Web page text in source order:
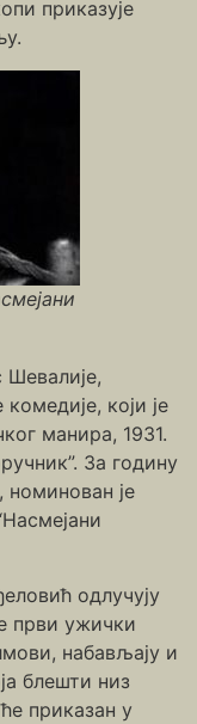
приказује
који је
манира, 1931.
За годину
номинован је
одлучују
први ужички
набављају и
блешти низ
приказан у